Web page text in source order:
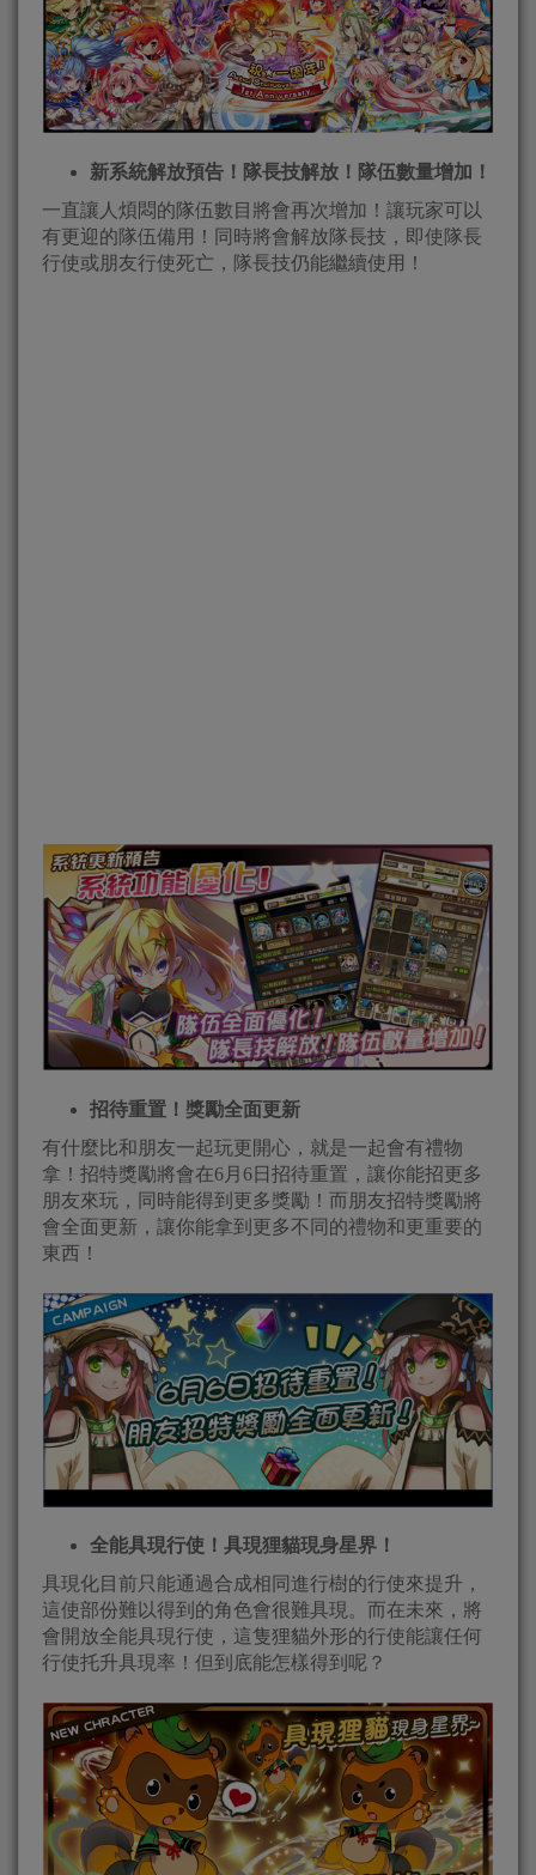
新系統解放預告！隊長技解放！隊伍數量增加！
一直讓人煩悶的隊伍數目將會再次增加！讓玩家可以
有更迎的隊伍備用！同時將會解放隊長技，即使隊長
行使或朋友行使死亡，隊長技仍能繼續使用！
招待重置！獎勵全面更新
有什麼比和朋友一起玩更開心，就是一起會有禮物
拿！招特獎勵將會在6月6日招待重置，讓你能招更多
朋友來玩，同時能得到更多獎勵！而朋友招特獎勵將
會全面更新，讓你能拿到更多不同的禮物和更重要的
東西！
全能具現行使！具現狸貓現身星界！
具現化目前只能通過合成相同進行樹的行使來提升，
這使部份難以得到的角色會很難具現。而在未來，將
會開放全能具現行使，這隻狸貓外形的行使能讓任何
行使托升具現率！但到底能怎樣得到呢？